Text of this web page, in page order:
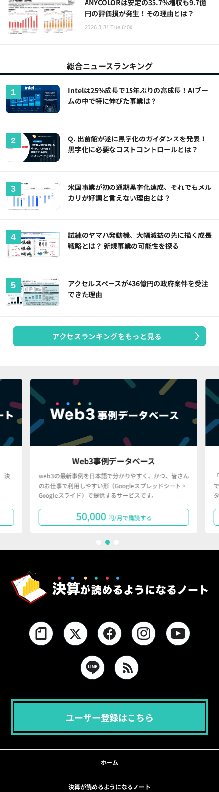
ANYCOLORは安定の35.7%増収も9.7億
円の評価損が発生！その理由とは？
2026.3.31 Tue 6:00
総合ニュースランキング
Intelは25%成長で15年ぶりの高成長！AIブー
ムの中で特に伸びた事業は？
Q. 出前館が遂に黒字化のガイダンスを発表！
黒字化に必要なコストコントロールとは？
米国事業が初の通期黒字化達成、それでもメル
カリが好調と言えない理由とは？
試練のヤマハ発動機、大幅減益の先に描く成長
戦略とは？ 新規事業の可能性を探る
アクセルスペースが436億円の政府案件を受注
できた理由
アクセスランキングをもっと見る
Web3事例データベース
web3の最新事例を日本語で分かりやすく、かつ、皆さん
のお仕事で利用しやすい形（Googleスプレッドシート・
Googleスライド）で提供するサービスです。
50,000 円/月で購読する
ユーザー登録はこちら
ホーム
決算が読めるようになるノート